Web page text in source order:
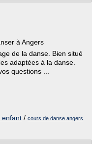
à Angers
de la danse. Bien situé
adaptées à la danse.
questions ...
enfant / cours de danse angers